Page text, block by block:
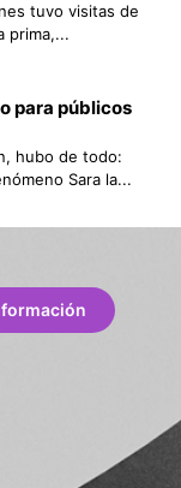
tuvo visitas de
prima,...
para públicos
hubo de todo:
Sara la...